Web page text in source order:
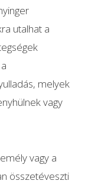
utalhat a
melyek
vagy
vagy a
összetéveszti